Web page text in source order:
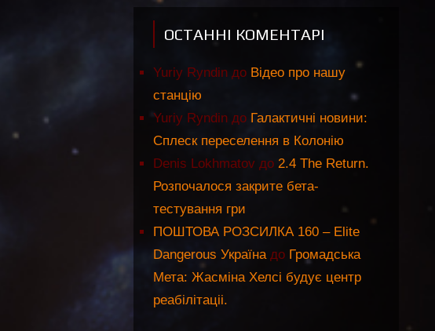
ОСТАННІ КОМЕНТАРІ
Yuriy Ryndin до Відео про нашу
станцію
Yuriy Ryndin до Галактичні новини:
Сплеск переселення в Колонію
Denis Lokhmatov до2.4 The Return.
Розпочалося закрите бета-
тестування гри
ПОШТОВА РОЗСИЛКА 160 – Elite
Dangerous Українадо Громадська
Мета: Жасміна Хелсі будує центр
реабілітаціі.